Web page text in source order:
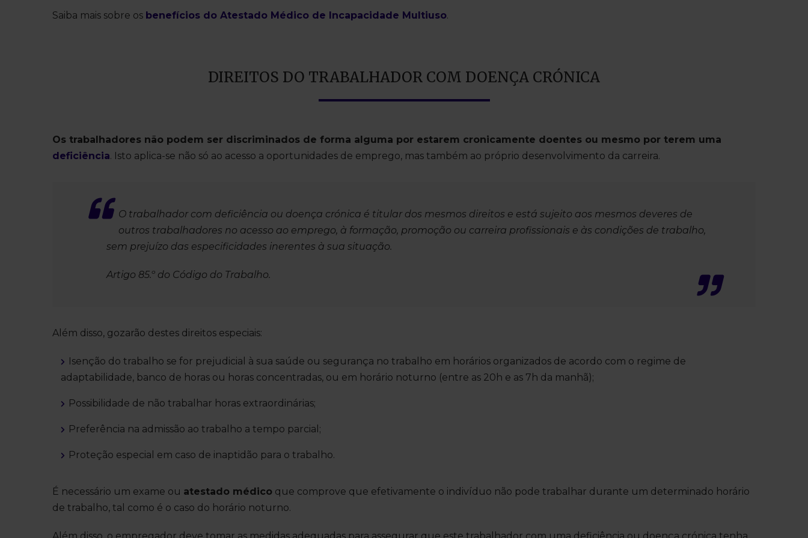
Saiba mais sobre os benefícios do Atestado Médico de Incapacidade Multiuso.
DIREITOS DO TRABALHADOR COM DOENÇA CRÓNICA
Os trabalhadores não podem ser discriminados de forma alguma por estarem cronicamente doentes ou mesmo por terem uma
deficiência. Isto aplica-se não só ao acesso a oportunidades de emprego, mas também ao próprio desenvolvimento da carreira.
O trabalhador com deficiência ou doença crónica é titular dos mesmos direitos e está sujeito aos mesmos deveres de
outros trabalhadores no acesso ao emprego, à formação, promoção ou carreira profissionais e às condições de trabalho,
sem prejuízo das especificidades inerentes à sua situação.
Artigo 85.º do Código do Trabalho.
Além disso, gozarão destes direitos especiais:
Isenção do trabalho se for prejudicial à sua saúde ou segurança no trabalho em horários organizados de acordo com o regime de
adaptabilidade, banco de horas ou horas concentradas, ou em horário noturno (entre as 20h e as 7h da manhã);
Possibilidade de não trabalhar horas extraordinárias;
Preferência na admissão ao trabalho a tempo parcial;
Proteção especial em caso de inaptidão para o trabalho.
É necessário um exame ou atestado médico que comprove que efetivamente o indivíduo não pode trabalhar durante um determinado horário
de trabalho, tal como é o caso do horário noturno.